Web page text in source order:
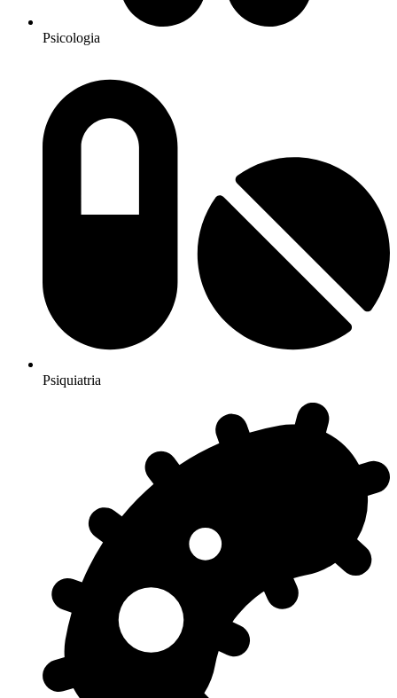
Psicologia
Psiquiatria